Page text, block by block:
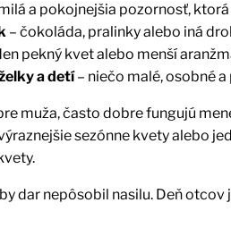
a pokojnejšia pozornosť,
– čokoláda, pralinky alebo iná
pekný kvet alebo menší
a detí– niečo malé, osobné
muža, často dobre fungujú
sezónne kvety alebo
dar nepôsobil nasilu. Deň